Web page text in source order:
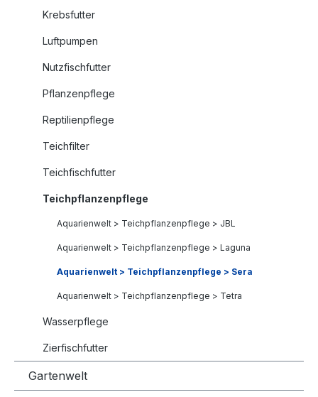
Krebsfutter
Luftpumpen
Nutzfischfutter
Pflanzenpflege
Reptilienpflege
Teichfilter
Teichfischfutter
Teichpflanzenpflege
Aquarienwelt > Teichpflanzenpflege > JBL
Aquarienwelt > Teichpflanzenpflege > Laguna
Aquarienwelt > Teichpflanzenpflege > Sera
Aquarienwelt > Teichpflanzenpflege > Tetra
Wasserpflege
Zierfischfutter
Gartenwelt